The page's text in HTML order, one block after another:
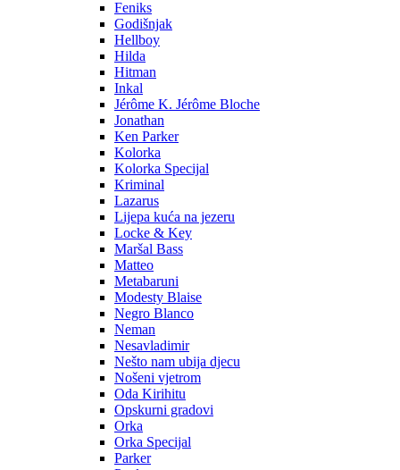
Feniks
Godišnjak
Hellboy
Hilda
Hitman
Inkal
Jérôme K. Jérôme Bloche
Jonathan
Ken Parker
Kolorka
Kolorka Specijal
Kriminal
Lazarus
Lijepa kuća na jezeru
Locke & Key
Maršal Bass
Matteo
Metabaruni
Modesty Blaise
Negro Blanco
Neman
Nesavladimir
Nešto nam ubija djecu
Nošeni vjetrom
Oda Kirihitu
Opskurni gradovi
Orka
Orka Specijal
Parker